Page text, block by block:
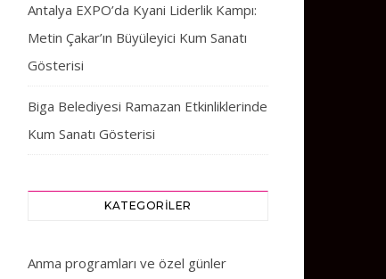
Antalya EXPO’da Kyani Liderlik Kampı:
Metin Çakar’ın Büyüleyici Kum Sanatı
Gösterisi
Biga Belediyesi Ramazan Etkinliklerinde
Kum Sanatı Gösterisi
KATEGORILER
Anma programları ve özel günler